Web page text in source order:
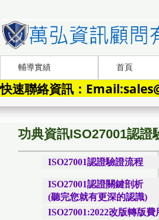
輔導實績 首頁
快速聯絡資訊：
功典資訊ISO27001認證
ISO27001認證驗證流程
ISO27001認證關鍵剖析
(聽完您就有更深的認識)
ISO27001:2022改版轉版費